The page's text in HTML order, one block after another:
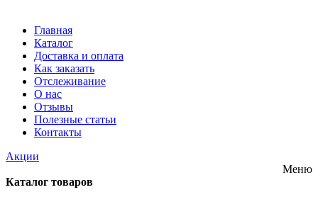
Главная
Каталог
Доставка и оплата
Как заказать
Отслеживание
О нас
Отзывы
Полезные статьи
Контакты
Акции
Меню
Каталог товаров